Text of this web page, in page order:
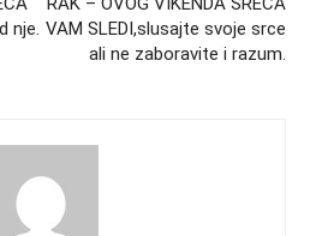
nje. VAM SLEDI,slusajte svoje srce
ali ne zaboravite i razum.